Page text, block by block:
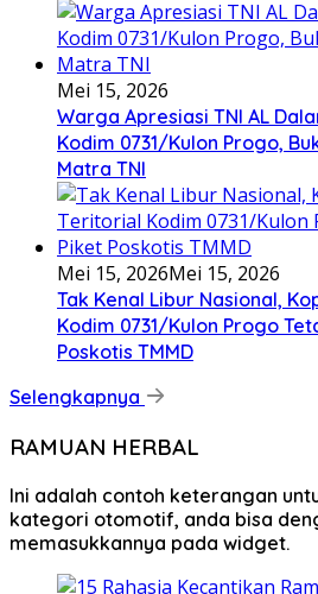
Mei 15, 2026
Warga Apresiasi TNI AL
Kodim 0731/Kulon Progo,
Matra TNI
Mei 15, 2026Mei 15, 2026
Tak Kenal Libur Nasional,
Kodim 0731/Kulon Progo
Poskotis TMMD
Selengkapnya
RAMUAN HERBAL
Ini adalah contoh keterangan
kategori otomotif, anda bisa
memasukkannya pada widget.